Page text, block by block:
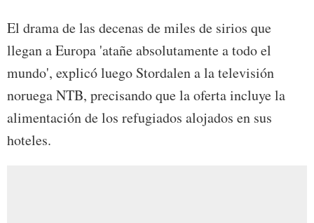
El drama de las decenas de miles de sirios que
llegan a Europa 'atañe absolutamente a todo el
mundo', explicó luego Stordalen a la televisión
noruega NTB, precisando que la oferta incluye la
alimentación de los refugiados alojados en sus
hoteles.